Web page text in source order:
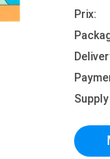
Prix: